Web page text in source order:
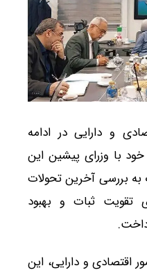
و دارایی در ادامه
با وزرای پیشین این
به بررسی آخرین تحولات
تقویت ثبات و بهبود
اقتصادی و دارایی، این